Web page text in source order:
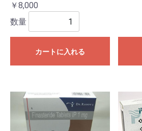
￥8,000
数量
カートに入れる